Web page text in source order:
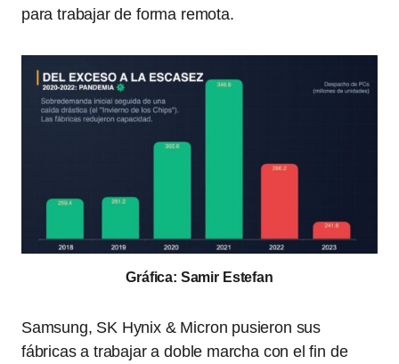
para trabajar de forma remota.
Gráfica: Samir Estefan
Samsung, SK Hynix & Micron pusieron sus
fábricas a trabajar a doble marcha con el fin de